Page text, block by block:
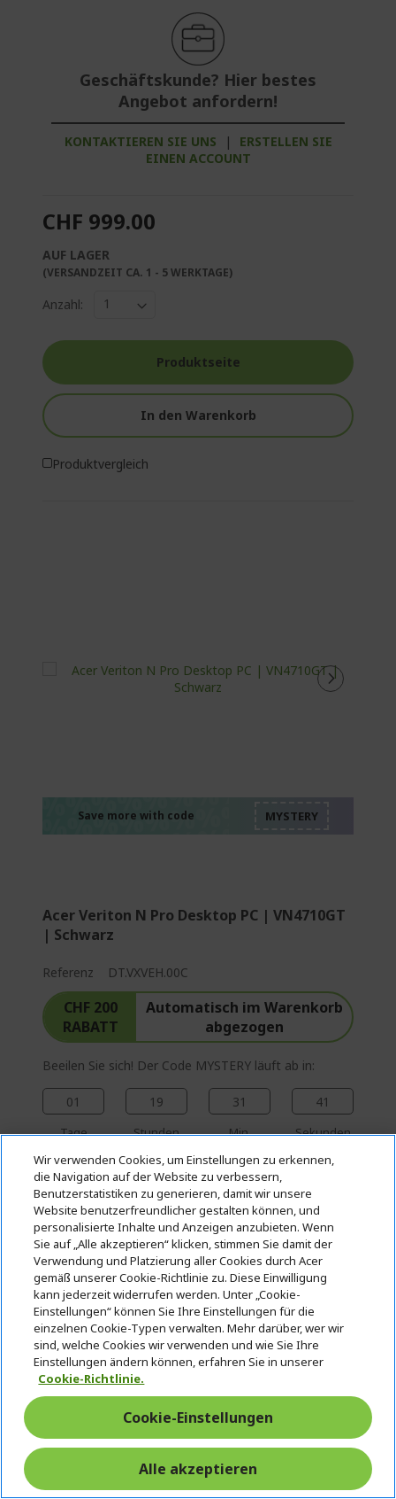
Geschäftskunde? Hier bestes
Angebot anfordern!
KONTAKTIEREN SIE UNS |
ERSTELLEN SIE
EINEN ACCOUNT
CHF 999.00
AUF LAGER
(VERSANDZEIT CA. 1 - 5 WERKTAGE)
Anzahl:
Produktseite
In den Warenkorb
Produktvergleich
Save more with code
Acer Veriton N Pro Desktop PC | VN4710GT
| Schwarz
Referenz DT.VXVEH.00C
CHF 200
RABATT
Automatisch im Warenkorb
abgezogen
Beeilen Sie sich! Der Code MYSTERY läuft ab in:
01
Tage
19
Stunden
31
Min.
40
Sekunden
Windows 11 Pro
Intel® Core™ i7-13700T Prozessor
Hexadeca-Core 1,40 GHz
16 GB, DDR4 SDRAM
512 GB SSD
Intel® HD Graphics gemeinsam genutzter
Speicher
Tastatur und Maus nicht enthalten
Geschäftskunde? Hier bestes
Wir verwenden Cookies, um Einstellungen zu erkennen,
die Navigation auf der Website zu verbessern,
Benutzerstatistiken zu generieren, damit wir unsere
Website benutzerfreundlicher gestalten können, und
personalisierte Inhalte und Anzeigen anzubieten. Wenn
Sie auf „Alle akzeptieren“ klicken, stimmen Sie damit der
Verwendung und Platzierung aller Cookies durch Acer
gemäß unserer Cookie-Richtlinie zu. Diese Einwilligung
kann jederzeit widerrufen werden. Unter „Cookie-
Einstellungen“ können Sie Ihre Einstellungen für die
einzelnen Cookie-Typen verwalten. Mehr darüber, wer wir
sind, welche Cookies wir verwenden und wie Sie Ihre
Einstellungen ändern können, erfahren Sie in unserer
Cookie-Richtlinie.
Cookie-Einstellungen
Alle akzeptieren